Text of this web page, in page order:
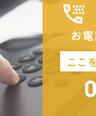
お